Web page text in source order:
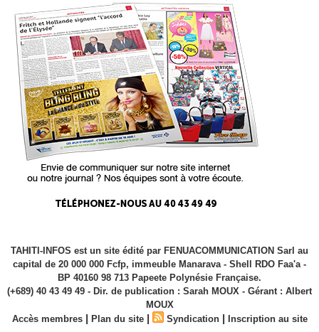
TAHITI-INFOS est un site édité par FENUACOMMUNICATION Sarl au
capital de 20 000 000 Fcfp, immeuble Manarava - Shell RDO Faa'a -
BP 40160 98 713 Papeete Polynésie Française.
(+689) 40 43 49 49 - Dir. de publication : Sarah MOUX - Gérant : Albert
MOUX
Accès membres | Plan du site | Syndication | Inscription au site